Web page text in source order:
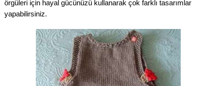
örgüleri için hayal gücünüzü kullanarak çok farklı tasarımlar
yapabilirsiniz.